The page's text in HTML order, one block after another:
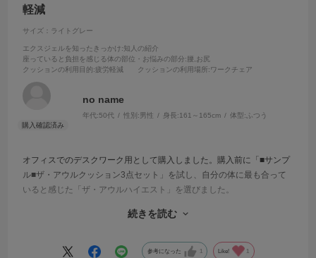
軽減
サイズ：ライトグレー
エクスジェルを知ったきっかけ :知人の紹介
座っていると負担を感じる体の部位・お悩みの部分:腰,お尻
クッションの利用目的:疲労軽減 クッションの利用場所:ワークチェア
no name
年代:50代 性別:男性 身長:161～165cm 体型: ふつう
オフィスでのデスクワーク用として購入しました。購入前に「■サンプ
ル■ザ・アウルクッション3点セット」を試し、自分の体に最も合って
いると感じた「ザ・アウルハイエスト」を選びました。
以前は夕方になるとお尻や腰まわりの疲労感が強く、長時間座り続け
ているようで、疲労感が大幅に軽減されました。仕事終わりの「どっ
続きを読む
参考になった Like!